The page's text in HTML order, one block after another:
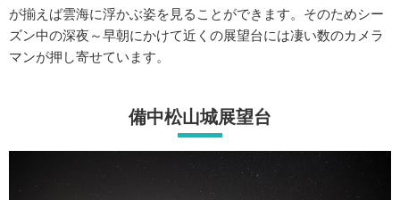
が揃えば雲海に浮かぶ姿を見ることができます。そのためシー
ズン中の深夜～早朝にかけて近くの展望台には凄い数のカメラ
マンが押し寄せています。
備中松山城展望台